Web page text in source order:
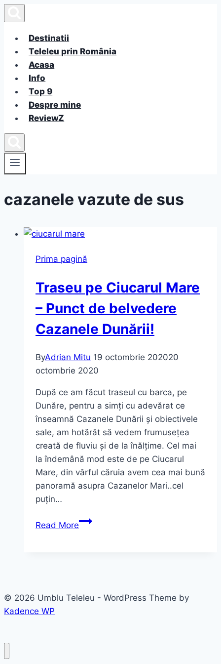
to
contentDestinatii
Teleleu prin România
Acasa
Info
Top 9
Despre mine
ReviewZ
cazanele vazute de sus
Prima pagină
Traseu pe Ciucarul Mare
– Punct de belvedere
Cazanele Dunării!
ByAdrian Mitu 19 octombrie 202020
octombrie 2020
După ce am făcut traseul cu barca, pe
Dunăre, pentru a simți cu adevărat ce
înseamnă Cazanele Dunării și obiectivele
sale, am hotărât să vedem frumusețea
creată de fluviu și de la înălțime. Cel mai
la îndemână mod este de pe Ciucarul
Mare, din vârful căruia avem cea mai bună
panoramă asupra Cazanelor Mari..cel
puțin…
Read MoreTraseu
de
© 2026 Umblu Teleleu - WordPress Theme by
Kadence WP